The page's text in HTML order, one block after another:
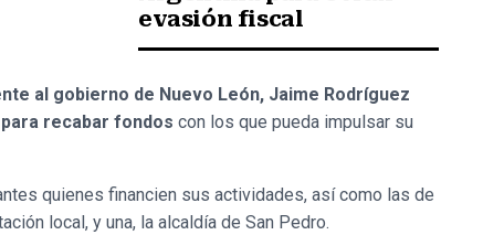
evasión fiscal
al gobierno de Nuevo León, Jaime Rodríguez
recabar fondos con los que pueda impulsar su
quienes financien sus actividades, así como las de
local, y una, la alcaldía de San Pedro.